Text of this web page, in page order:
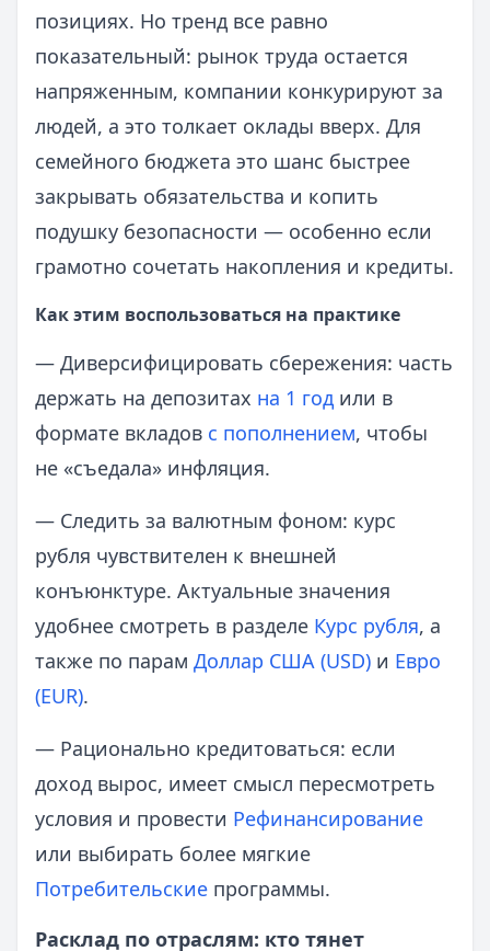
позициях. Но тренд все равно
показательный: рынок труда остается
напряженным, компании конкурируют за
людей, а это толкает оклады вверх. Для
семейного бюджета это шанс быстрее
закрывать обязательства и копить
подушку безопасности — особенно если
грамотно сочетать накопления и кредиты.
Как этим воспользоваться на практике
— Диверсифицировать сбережения: часть
держать на депозитах на 1 год или в
формате вкладов с пополнением, чтобы
не «съедала» инфляция.
— Следить за валютным фоном: курс
рубля чувствителен к внешней
конъюнктуре. Актуальные значения
удобнее смотреть в разделе Курс рубля, а
также по парам Доллар США (USD) и Евро
(EUR).
— Рационально кредитоваться: если
доход вырос, имеет смысл пересмотреть
условия и провести Рефинансирование
или выбирать более мягкие
Потребительские программы.
Расклад по отраслям: кто тянет